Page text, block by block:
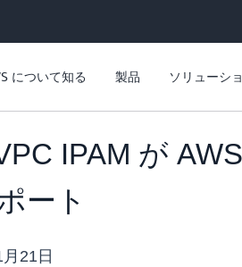
について知る 製品 ソリューシ
IPAM が
ート
21日